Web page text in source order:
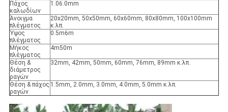
Πάχος
καλωδίων
1.06.0mm
Άνοιγμα
πλέγματος
20x20mm, 50x50mm, 60x60mm, 80x80mm, 100x100mm
κ.λπ.
Ύψος
πλέγματος
0.5m6m
Μήκος
πλέγματος
4m50m
Θέση &
διάμετρος
ραγών
32mm, 42mm, 50mm, 60mm, 76mm, 89mm κ.λπ.
Θέση & πάχος
ραγών
1.5mm, 2.0mm, 3.0mm, 4.0mm, 5.0mm κ.λπ.